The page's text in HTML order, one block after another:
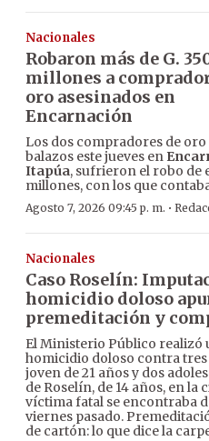
Nacionales
Robaron más de G.
millones a
oro asesinados en
Encarnación
Los dos compradores de
balazos este jueves en
Itapúa, sufrieron el robo de
millones, con los que
Agosto 7, 2026 09:45 p. m. ·
Nacionales
Caso Roselín:
homicidio doloso
premeditación y
El Ministerio Público
homicidio doloso contra
joven de 21 años y dos
de Roselín, de 14 años, en la
víctima fatal se encontraba
viernes pasado.
de cartón: lo que dice la